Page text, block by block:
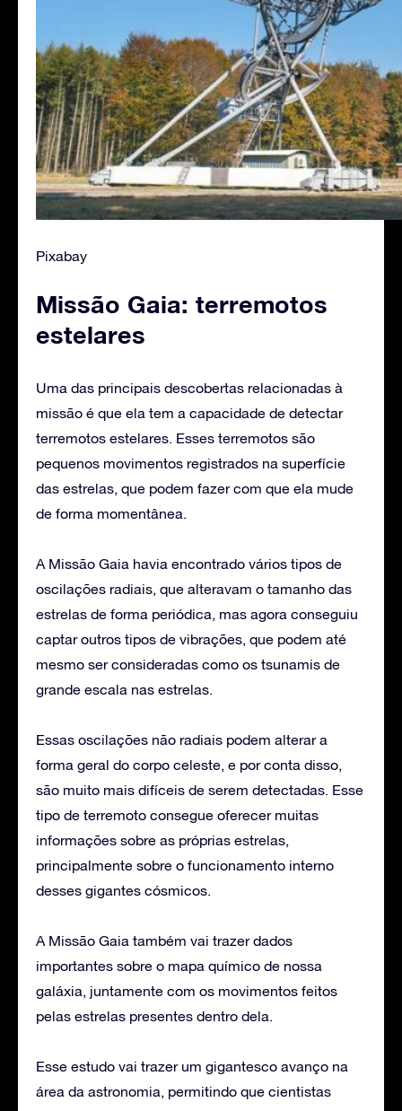
Pixabay
Missão Gaia: terremotos
estelares
Uma das principais descobertas relacionadas à
missão é que ela tem a capacidade de detectar
terremotos estelares. Esses terremotos são
pequenos movimentos registrados na superfície
das estrelas, que podem fazer com que ela mude
de forma momentânea.
A Missão Gaia havia encontrado vários tipos de
oscilações radiais, que alteravam o tamanho das
estrelas de forma periódica, mas agora conseguiu
captar outros tipos de vibrações, que podem até
mesmo ser consideradas como os tsunamis de
grande escala nas estrelas.
Essas oscilações não radiais podem alterar a
forma geral do corpo celeste, e por conta disso,
são muito mais difíceis de serem detectadas. Esse
tipo de terremoto consegue oferecer muitas
informações sobre as próprias estrelas,
principalmente sobre o funcionamento interno
desses gigantes cósmicos.
A Missão Gaia também vai trazer dados
importantes sobre o mapa químico de nossa
galáxia, juntamente com os movimentos feitos
pelas estrelas presentes dentro dela.
Esse estudo vai trazer um gigantesco avanço na
área da astronomia, permitindo que cientistas